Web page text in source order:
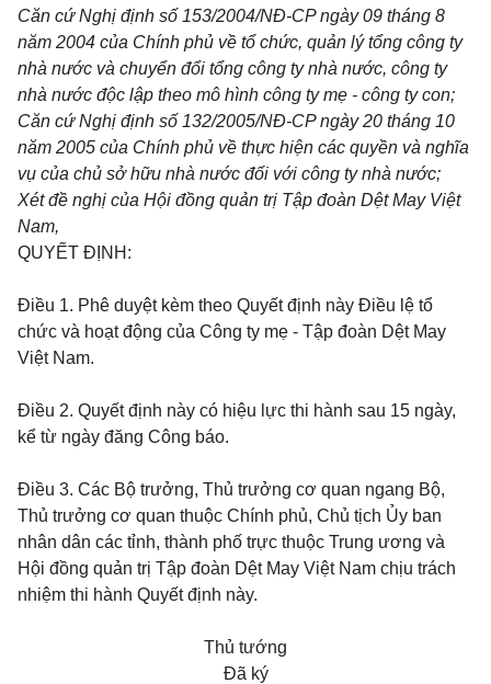
Căn cứ Nghị định số 153/2004/NĐ-CP ngày 09 tháng 8
năm 2004 của Chính phủ về tổ chức, quản lý tổng công ty
nhà nước và chuyển đổi tổng công ty nhà nước, công ty
nhà nước độc lập theo mô hình công ty mẹ - công ty con;
Căn cứ Nghị định số 132/2005/NĐ-CP ngày 20 tháng 10
năm 2005 của Chính phủ về thực hiện các quyền và nghĩa
vụ của chủ sở hữu nhà nước đối với công ty nhà nước;
Xét đề nghị của Hội đồng quản trị Tập đoàn Dệt May Việt
Nam,
QUYẾT ĐỊNH:
Điều 1. Phê duyệt kèm theo Quyết định này Điều lệ tổ
chức và hoạt động của Công ty mẹ - Tập đoàn Dệt May
Việt Nam.
Điều 2. Quyết định này có hiệu lực thi hành sau 15 ngày,
kể từ ngày đăng Công báo.
Điều 3. Các Bộ trưởng, Thủ trưởng cơ quan ngang Bộ,
Thủ trưởng cơ quan thuộc Chính phủ, Chủ tịch Ủy ban
nhân dân các tỉnh, thành phố trực thuộc Trung ương và
Hội đồng quản trị Tập đoàn Dệt May Việt Nam chịu trách
nhiệm thi hành Quyết định này.
Thủ tướng
Đã ký